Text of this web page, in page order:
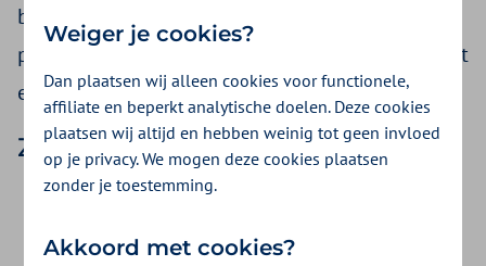
basisverzekering. De vergoeding is voor
patiënten met Axiale Spondylartritis (AxSpa) met
ernstige functionele beperkingen.
Zo declareert u
De intake declareert u met een prestatiecode 'intake en
Vanaf 1 januari 2026 declareert u met de gewone
Weiger je cookies?
Dan plaatsen wij alleen cookies voor functionele,
affiliate en beperkt analytische doelen. Deze cookies
plaatsen wij altijd en hebben weinig tot geen invloed
op je privacy. We mogen deze cookies plaatsen
zonder je toestemming.
Akkoord met cookies?